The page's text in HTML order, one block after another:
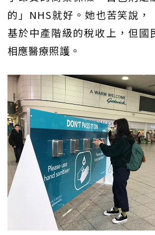
的」NHS就好。她也苦笑說，
基於中產階級的稅收上，但國
相應醫療照護。